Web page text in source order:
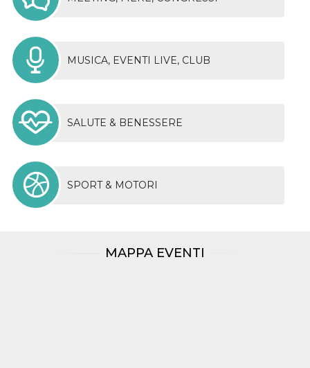
MUSICA, EVENTI LIVE, CLUB
SALUTE & BENESSERE
SPORT & MOTORI
MAPPA EVENTI